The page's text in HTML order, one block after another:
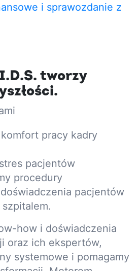
i sprawozdanie z
tworzy
pracy kadry
pacjentów
procedury
pacjentów
how i doświadczenia
oraz ich ekspertów,
systemowe i pomagamy